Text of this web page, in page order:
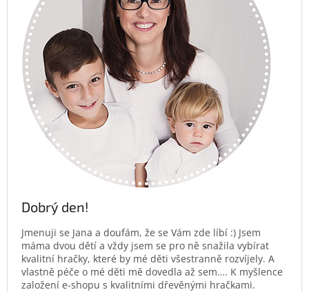
Dobrý den!
Jmenuji se Jana a doufám, že se Vám zde líbí :) Jsem
máma dvou dětí a vždy jsem se pro ně snažila vybírat
kvalitní hračky, které by mé děti všestranně rozvíjely. A
vlastně péče o mé děti mě dovedla až sem…. K myšlence
založení e-shopu s kvalitními dřevěnými hračkami.